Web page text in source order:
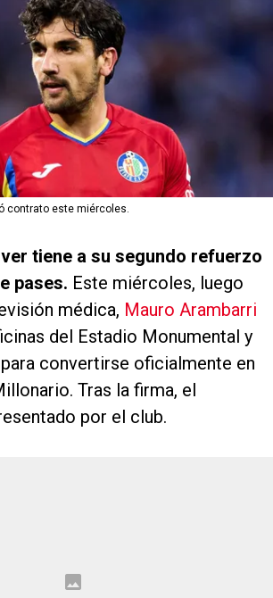
contrato este miércoles.
tiene a su segundo refuerzo
pases. Este miércoles, luego
médica, Mauro Arambarri
del Estadio Monumental y
convertirse oficialmente en
Tras la firma, el
por el club.